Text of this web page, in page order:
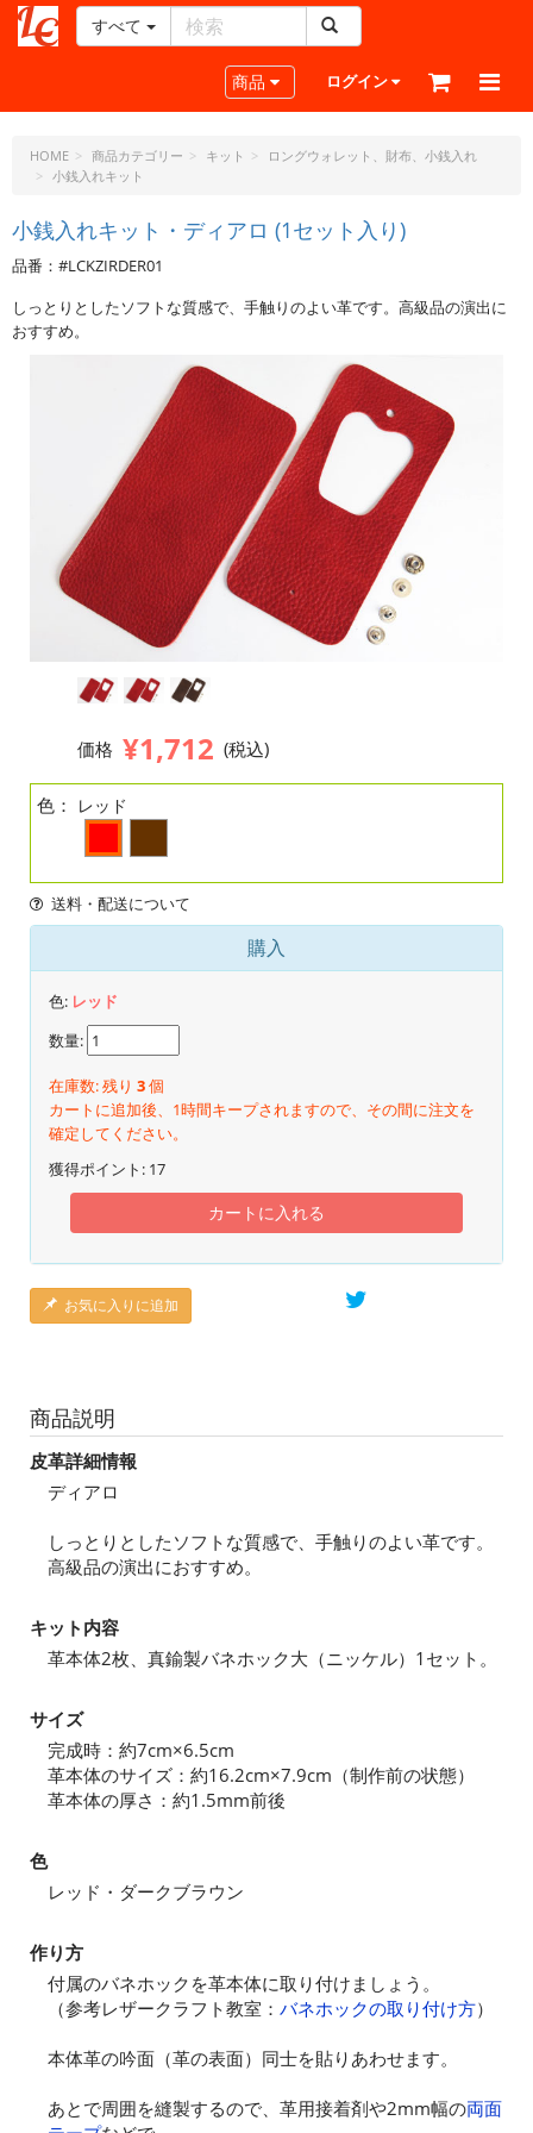
ー
ラ
フ
ド
ッ
ト・
ジ
ェ
すべて
Toggle navigation
商品 ログイン
HOME 商品カテゴリー キット
ロングウォレット、財布、小銭入れ
小銭入れキット
小銭入れキット・ディアロ (1セット入り)
品番：#LCKZIRDER01
しっとりとしたソフトな質感で、手触りのよい革です。高級品の演出に
おすすめ。
価格 ¥1,712 (税込)
色： レッド
送料・配送について
購入
色: レッド
数量:
在庫数: 残り 3個
カートに追加後、1時間キープされますので、その間に注文を
確定してください。
獲得ポイント: 17
カートに入れる
お気に入りに追加
商品説明
皮革詳細情報
ディアロ
しっとりとしたソフトな質感で、手触りのよい革です。
高級品の演出におすすめ。
キット内容
革本体2枚、真鍮製バネホック大（ニッケル）1セット。
サイズ
完成時：約7cm×6.5cm
革本体のサイズ：約16.2cm×7.9cm（制作前の状態）
革本体の厚さ：約1.5mm前後
色
レッド・ダークブラウン
作り方
付属のバネホックを革本体に取り付けましょう。
（参考レザークラフト教室： バネホックの取り付け方）
本体革の吟面（革の表面）同士を貼りあわせます。
あとで周囲を縫製するので、革用接着剤や2mm幅の両面